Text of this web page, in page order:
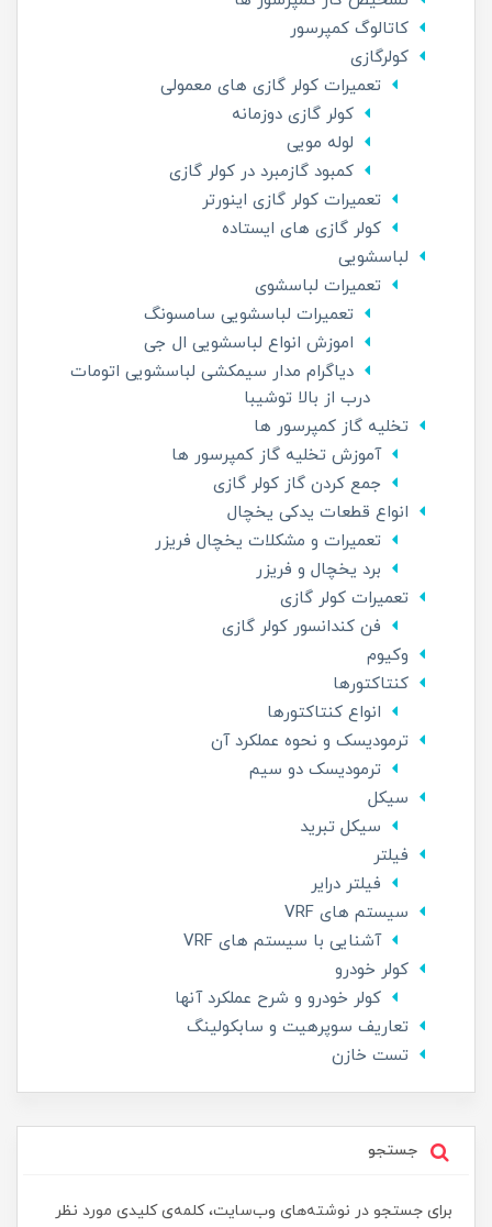
کاتالوگ کمپرسور
کولرگازی
تعمیرات کولر گازی های معمولی
کولر گازی دوزمانه
لوله مویی
کمبود گازمبرد در کولر گازی
تعمیرات کولر گازی اینورتر
کولر گازی های ایستاده
لباسشویی
تعمیرات لباسشوی
تعمیرات لباسشویی سامسونگ
اموزش انواع لباسشویی ال جی
دیاگرام مدار سیمکشی لباسشویی اتومات
درب از بالا توشیبا
تخلیه گاز کمپرسور ها
آموزش تخلیه گاز کمپرسور ها
جمع کردن گاز کولر گازی
انواع قطعات یدکی یخچال
تعمیرات و مشکلات یخچال فریزر
برد یخچال و فریزر
تعمیرات کولر گازی
فن کندانسور کولر گازی
وکیوم
کنتاکتورها
انواع کنتاکتورها
ترمودیسک و نحوه عملکرد آن
ترمودیسک دو سیم
سیکل
سیکل تبرید
فیلتر
فیلتر درایر
سیستم های VRF
آشنایی با سیستم های VRF
کولر خودرو
کولر خودرو و شرح عملکرد آنها
تعاریف سوپرهیت و سابکولینگ
تست خازن
جستجو
برای جستجو در نوشته‌های وب‌سایت، کلمه‌ی کلیدی مورد نظر